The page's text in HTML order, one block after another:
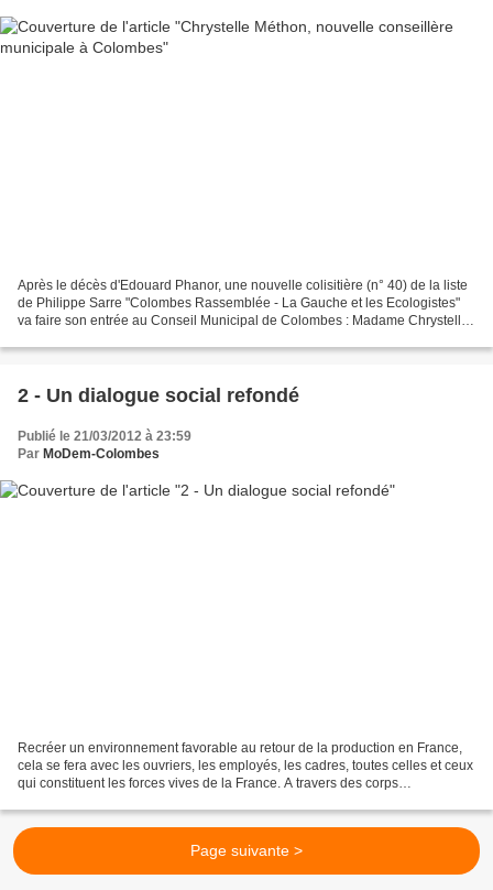
Après le décès d'Edouard Phanor, une nouvelle colisitière (n° 40) de la liste
de Philippe Sarre "Colombes Rassemblée - La Gauche et les Ecologistes"
va faire son entrée au Conseil Municipal de Colombes : Madame Chrystelle
2 - Un dialogue social refondé
Publié le 21/03/2012 à 23:59
Par MoDem-Colombes
Recréer un environnement favorable au retour de la production en France,
cela se fera avec les ouvriers, les employés, les cadres, toutes celles et ceux
qui constituent les forces vives de la France. A travers des corps
Page suivante >